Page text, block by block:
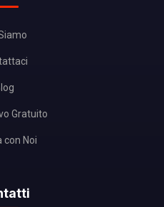
Gratuito
con Noi